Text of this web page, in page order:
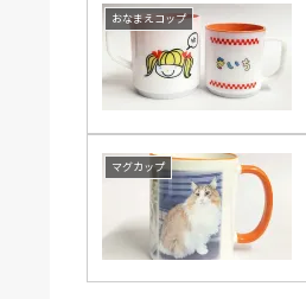
おなまえコップ
マグカップ